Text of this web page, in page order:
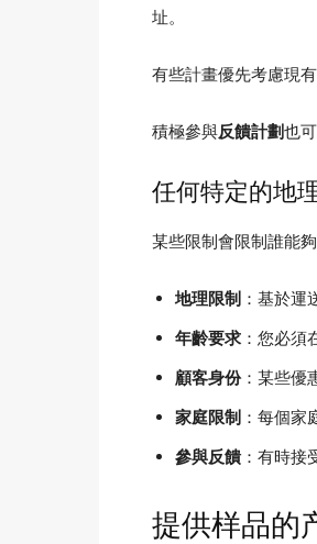
址。
有些計畫優先考慮現
積極參與反饋計劃也
任何特定的地
某些限制會限制誰能
地理限制 ：基於運
年齡要求 ：您必須
顧客身份：某些優
家庭限制 ：每個家
參與反饋：有時接
提供样品的